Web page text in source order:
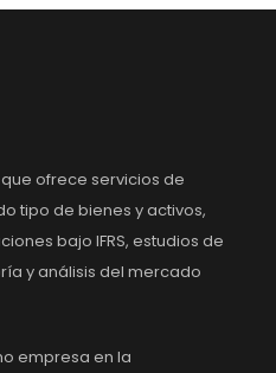
ofrece servicios de
tipo de bienes y activos,
bajo IFRS, estudios de
y análisis del mercado
empresa en la